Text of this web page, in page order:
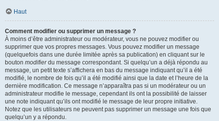
Haut
Comment modifier ou supprimer un message ?
À moins d’être administrateur ou modérateur, vous ne pouvez modifier ou
supprimer que vos propres messages. Vous pouvez modifier un message
(quelquefois dans une durée limitée après sa publication) en cliquant sur le
bouton modifierdu message correspondant. Si quelqu’un a déjà répondu au
message, un petit texte s’affichera en bas du message indiquant qu’il a été
modifié, le nombre de fois qu’il a été modifié ainsi que la date et l’heure de la
dernière modification. Ce message n’apparaîtra pas si un modérateur ou un
administrateur modifie le message, cependant ils ont la possibilité de laisser
une note indiquant qu’ils ont modifié le message de leur propre initiative.
Notez que les utilisateurs ne peuvent pas supprimer un message une fois que
quelqu’un y a répondu.